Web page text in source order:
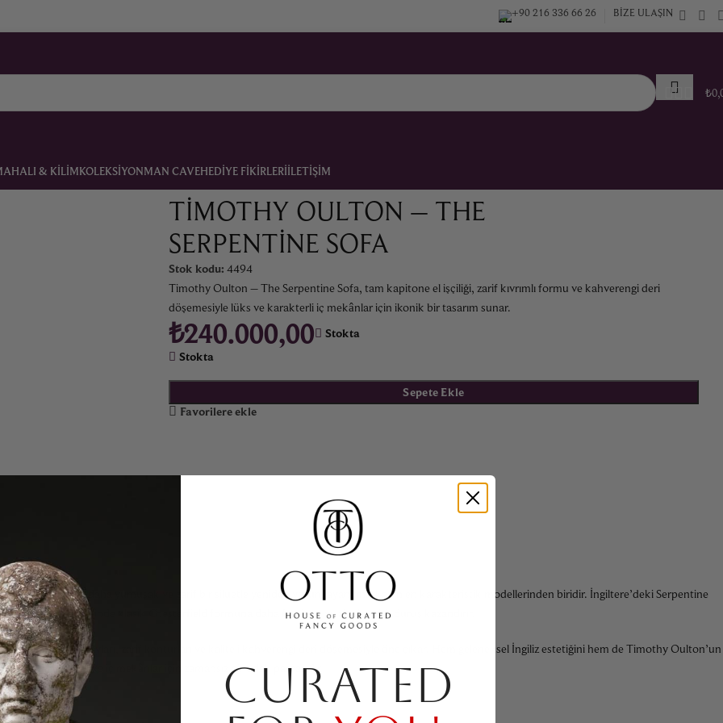
+90 216 336 66 26 BIZE ULAŞIN
₺
HALI & KILIMKOLEKSIYONMAN CAVEHEDIYE FIKIRLERIİLETIŞIM
TIMOTHY OULTON – THE
SERPENTINE SOFA
Stok kodu: 4494
Timothy Oulton – The Serpentine Sofa, tam kapitone el işçiliği, zarif kıvrımlı formu ve kahverengi deri
döşemesiyle lüks ve karakterli iç mekânlar için ikonik bir tasarım sunar.
₺240.000,00
Stokta
Stokta
Sepete Ekle
Favorilere ekle
geleneğini daha yumuşak ve zarif bir siluetle yeniden yorumlayan, markanın en karakteristik modellerinden biridir. İngiltere’deki Serpentine
hat sayesinde klasik Chesterfield formuna daha feminen ve akışkan bir duruş kazandırır.
tufting detayları, zarif konturları ve kaliteli kahverengi deri döşemesiyle öne çıkar. Hem geleneksel İngiliz estetiğini hem de Timothy Oulton’un
ve sofistike iç mekânlar için zamansız bir odak parçasıdır.CURATED